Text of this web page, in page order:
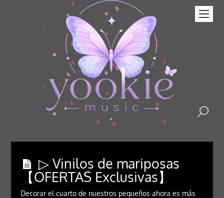
▷ Vinilos de mariposas
【OFERTAS Exclusivas】
Decorar el cuarto de nuestros pequeños ahora es más